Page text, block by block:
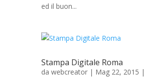
ed il buon...
Stampa Digitale Roma
da webcreator | Mag 22, 2015 |